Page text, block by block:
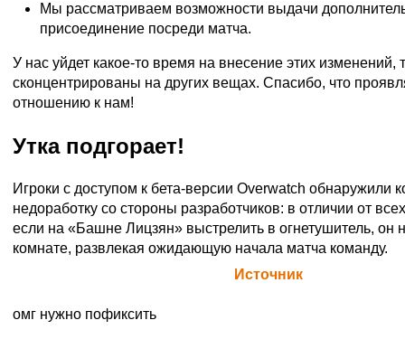
Мы рассматриваем возможности выдачи
присоединение посреди матча.
У нас уйдет какое-то время на внесение этих изменений,
сконцентрированы на других вещах. Спасибо, что
отношению к нам!
Утка подгорает!
Игроки с доступом к бета-версии Overwatch обнаружили
недоработку со стороны разработчиков: в отличии от
если на «Башне Лицзян» выстрелить в огнетушитель, он
комнате, развлекая ожидающую начала матча команду.
Источник
омг нужно пофиксить